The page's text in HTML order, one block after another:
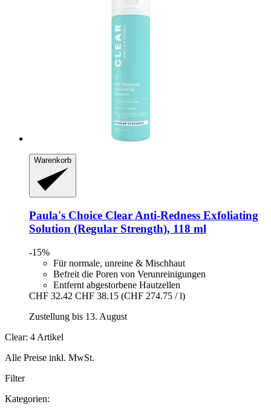
Warenkorb
Paula's Choice Clear Anti-​Redness Exfoliating
Solution (Regular Strength), 118 ml
-15%
Für normale, unreine & Mischhaut
Befreit die Poren von Verunreinigungen
Entfernt abgestorbene Hautzellen
CHF 32.42 CHF 38.15 (CHF 274.75 / l)
Zustellung bis 13. August
Clear: 4 Artikel
Alle Preise inkl. MwSt.
Filter
Kategorien: